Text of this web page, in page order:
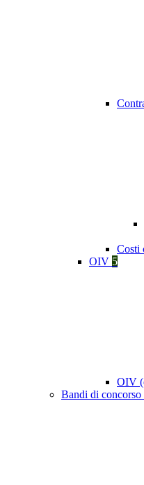
Costi
OIV 5
OIV
Bandi di concorso